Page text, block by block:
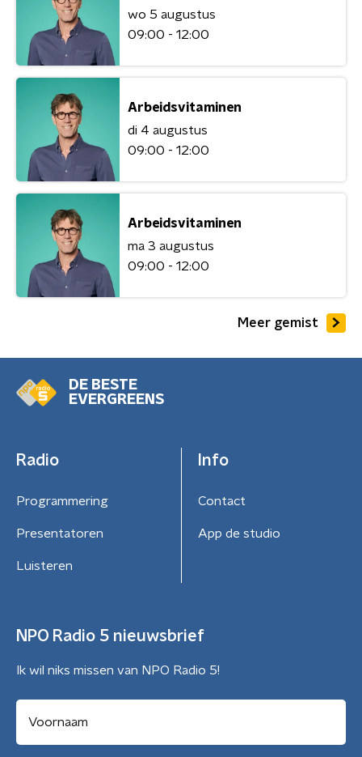
wo 5 augustus
09:00 - 12:00
Arbeidsvitaminen
di 4 augustus
09:00 - 12:00
Arbeidsvitaminen
ma 3 augustus
09:00 - 12:00
Meer gemist
DE BESTE
EVERGREENS
Radio
Programmering
Presentatoren
Luisteren
Info
Contact
App de studio
NPO Radio 5 nieuwsbrief
Ik wil niks missen van NPO Radio 5!